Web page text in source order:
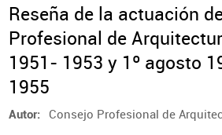
Reseña de la actuación
Profesional de
1951- 1953 y 1º agosto
1955
Autor Consejo Profesional de